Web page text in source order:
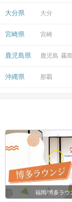
大分県 大分
宮崎県 宮崎
鹿児島県 鹿児島 霧
沖縄県 那覇
福岡/博多ラウ